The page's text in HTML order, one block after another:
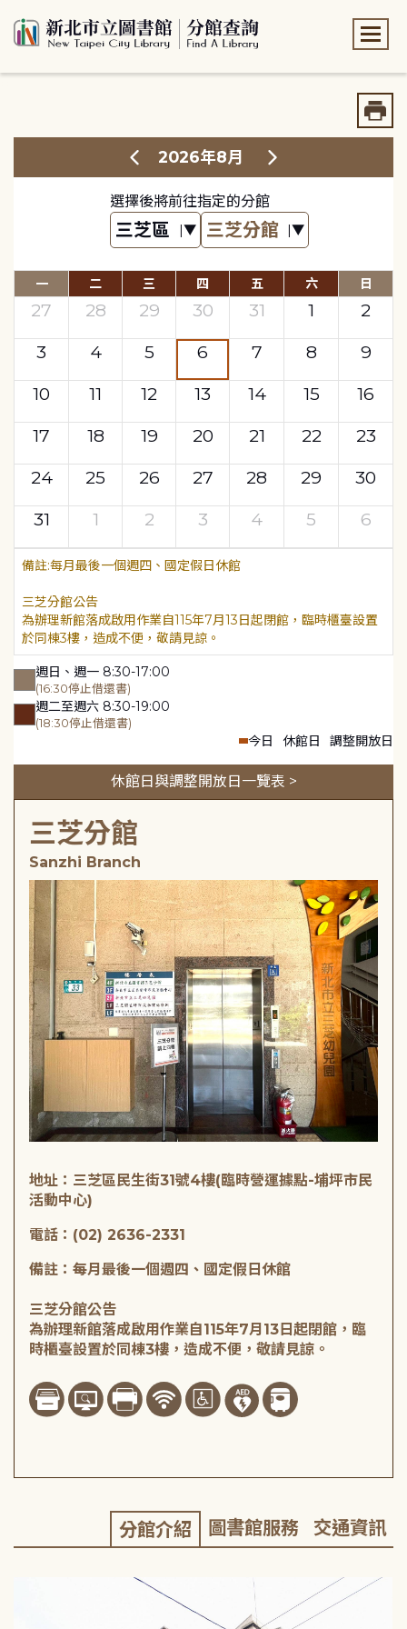
2026年8月
選擇後將前往指定的分館
一 二 三 四 五 六 日
27 28 29 30 31 1
2
3
4 5 6 7 8
9
10
11 12 13 14 15
16
17
18 19 20 21 22
23
24
25 26 27 28 29
30
31
1 2 3 4 5 6
每月最後一個週四、國定假日休館
三芝分館公告
為辦理新館落成啟用作業自115年7月13日起閉館，臨時櫃臺設置
於同棟3樓，造成不便，敬請見諒。
週日、週一 8:30-17:00
(16:30停止借還書)
週二至週六 8:30-19:00
(18:30停止借還書)
今日 休館日 調整開放日
休館日與調整開放日一覽表 >
三芝分館
Sanzhi Branch
地址：三芝區民生街31號4樓(臨時營運據點-埔坪市民
活動中心)
電話：(02) 2636-2331
備註：每月最後一個週四、國定假日休館
三芝分館公告
為辦理新館落成啟用作業自115年7月13日起閉館，臨
時櫃臺設置於同棟3樓，造成不便，敬請見諒。
分館介紹 圖書館服務 交通資訊